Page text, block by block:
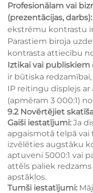
Profesionālam vai
(prezentācijas, darbs):
ekstrēmu kontrastu
Parastiem biroja
kontrasta attiecību no
Iztikai vai publiskiem
ir būtiska redzamībai,
IP reitingu displejs
(apmēram 3 000:1)
9.2 Novērtējiet
Gaiši iestatījumi: Ja
apgaismotā telpā
izvēlēties augstāku
aptuveni 5000:1 vai
attēls paliek
apstākļos.
Tumši iestatījumi: